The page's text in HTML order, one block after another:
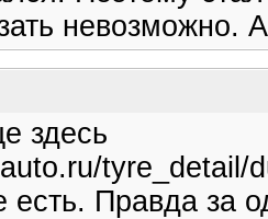
невозможно.
здесь
tyre_detail/
есть. Правда за